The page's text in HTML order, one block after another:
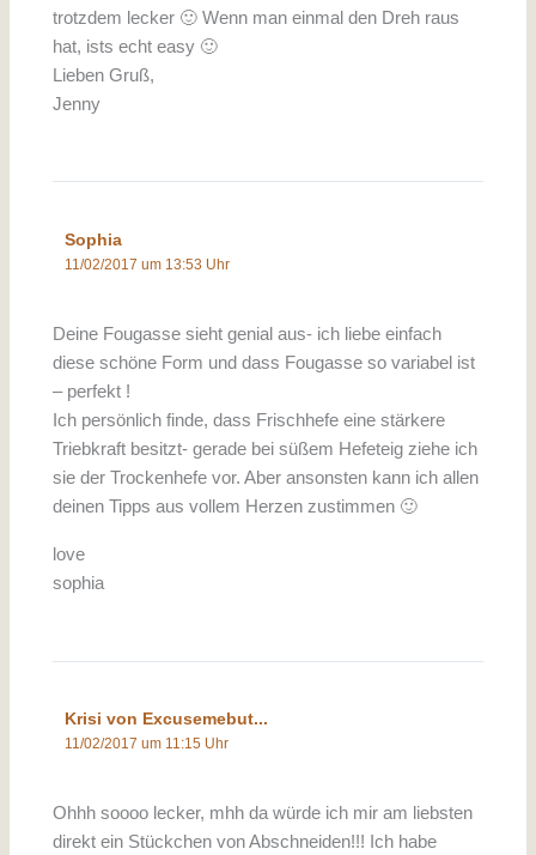
trotzdem lecker 🙂 Wenn man einmal den Dreh raus
hat, ists echt easy 🙂
Lieben Gruß,
Jenny
Sophia
11/02/2017 um 13:53 Uhr
Deine Fougasse sieht genial aus- ich liebe einfach
diese schöne Form und dass Fougasse so variabel ist
– perfekt !
Ich persönlich finde, dass Frischhefe eine stärkere
Triebkraft besitzt- gerade bei süßem Hefeteig ziehe ich
sie der Trockenhefe vor. Aber ansonsten kann ich allen
deinen Tipps aus vollem Herzen zustimmen 🙂
love
sophia
Krisi von Excusemebut...
11/02/2017 um 11:15 Uhr
Ohhh soooo lecker, mhh da würde ich mir am liebsten
direkt ein Stückchen von Abschneiden!!! Ich habe